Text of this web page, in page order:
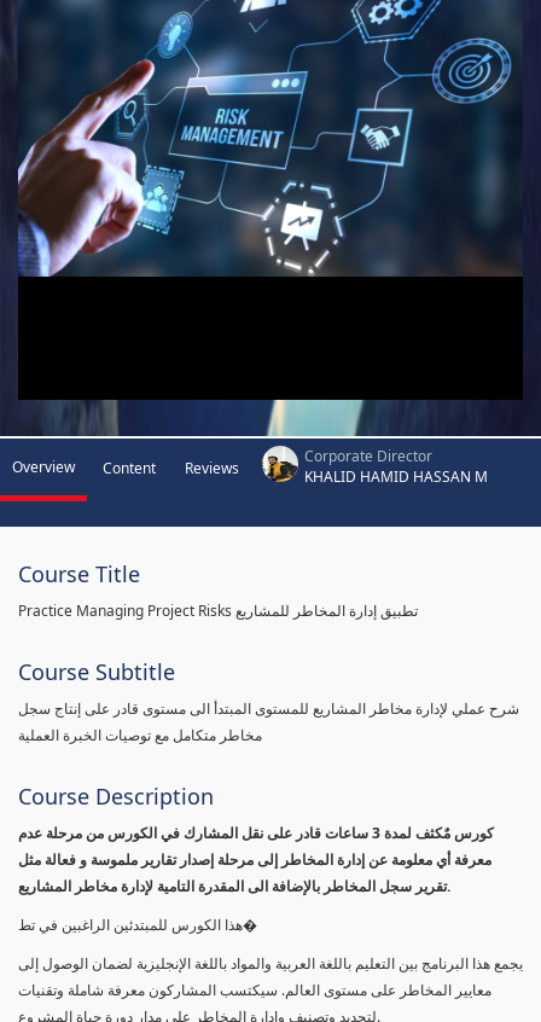
Overview Content Reviews
Corporate Director
KHALID HAMID HASSAN M
Course Title
Practice Managing Project Risks تطبيق إدارة المخاطر للمشاريع
Course Subtitle
شرح عملي لإدارة مخاطر المشاريع للمستوى المبتدأ الى مستوى قادر على إنتاج سجل
مخاطر متكامل مع توصيات الخبرة العملية
Course Description
كورس مٌكثف لمدة 3 ساعات قادر على نقل المشارك في الكورس من مرحلة عدم
معرفة أي معلومة عن إدارة المخاطر إلى مرحلة إصدار تقارير ملموسة و فعالة مثل
تقرير سجل المخاطر بالإضافة الى المقدرة التامية لإدارة مخاطر المشاريع.
هذا الكورس للمبتدئين الراغبين في تط�
يجمع هذا البرنامج بين التعليم باللغة العربية والمواد باللغة الإنجليزية لضمان الوصول إلى
معايير المخاطر على مستوى العالم. سيكتسب المشاركون معرفة شاملة وتقنيات
لتحديد وتصنيف وإدارة المخاطر على مدار دورة حياة المشروع.